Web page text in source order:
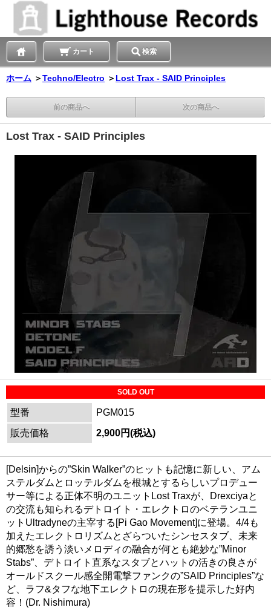
カート 検索
ホーム ＞Techno/Electro ＞ Lost Trax - SAID Principles
前の商品へ 次の商品へ
Lost Trax - SAID Principles
SOLD OUT
型番
PGM015
販売価格
2,900円(税込)
[Delsin]からの”Skin Walker”のヒットも記憶に新しい、アム
ステルダムとロッテルダムを根城とするらしいプロデュー
サー等による正体不明のユニットLost Traxが、Drexciyaと
の交流も知られるデトロイト・エレクトロのベテランユニ
ットUltradyneの主宰する[Pi Gao Movement]に登場。4/4も
加えたエレクトロリズムとざらついたシンセスタブ、未来
的郷愁を誘う淡いメロディの融合が何とも絶妙な”Minor
Stabs”、デトロイト直系なスタブとハットの活きの良さが
オールドスクール感全開電撃ファンクの”SAID Principles”な
ど、ラフ&タフな地下エレクトロの現在形を提示した好内
容！(Dr. Nishimura)